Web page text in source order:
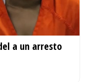
a un arresto